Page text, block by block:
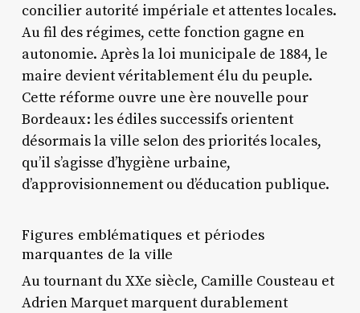
concilier autorité impériale et attentes locales.
Au fil des régimes, cette fonction gagne en
autonomie. Après la loi municipale de 1884, le
maire devient véritablement élu du peuple.
Cette réforme ouvre une ère nouvelle pour
Bordeaux : les édiles successifs orientent
désormais la ville selon des priorités locales,
qu’il s’agisse d’hygiène urbaine,
d’approvisionnement ou d’éducation publique.
Figures emblématiques et périodes
marquantes de la ville
Au tournant du XXe siècle, Camille Cousteau et
Adrien Marquet marquent durablement